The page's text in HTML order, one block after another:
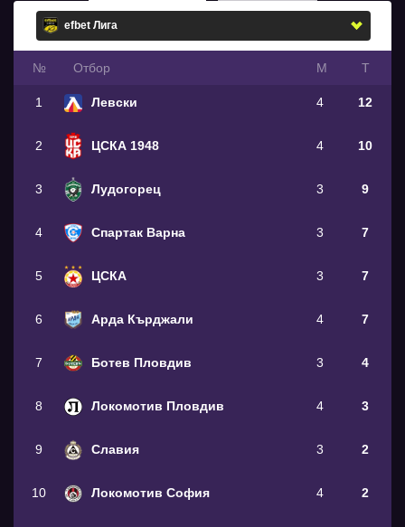
№ Oтбор М Т
1 Левски 4 12
2 ЦСКА 1948 4 10
3 Лудогорец 3 9
4 Спартак Варна 3 7
5 ЦСКА 3 7
6 Арда Кърджали 4 7
7 Ботев Пловдив 3 4
8 Локомотив Пловдив 4 3
9 Славия 3 2
10 Локомотив София 4 2